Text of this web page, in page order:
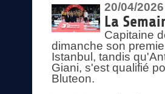
20/04/2026
La
Capitaine
dimanche son
Istanbul, tandis
Giani, s'est qualifié
Bluteon.